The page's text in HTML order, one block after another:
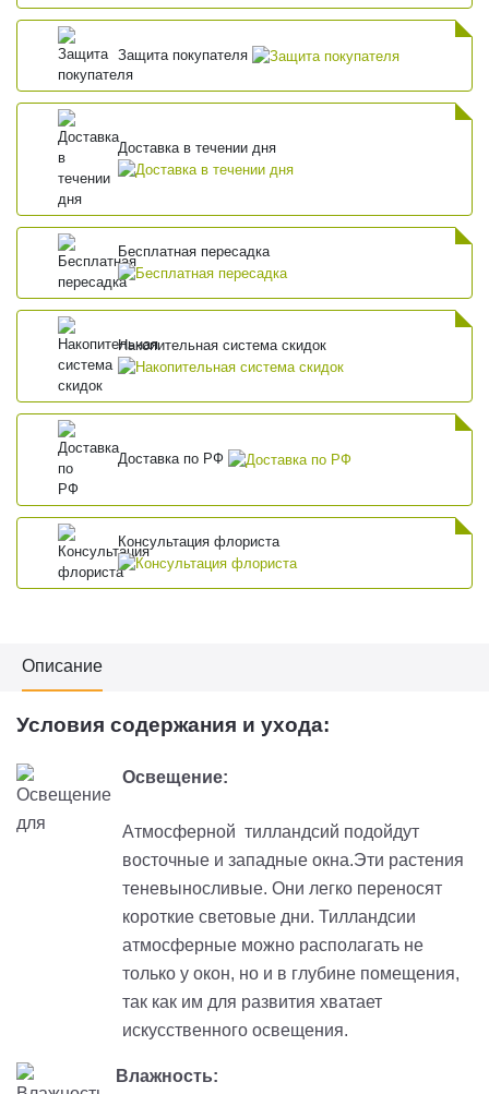
Защита покупателя
Доставка в течении дня
Бесплатная пересадка
Накопительная система скидок
Доставка по РФ
Консультация флориста
Описание
Условия содержания и ухода:
Освещение:
Атмосферной тилландсий подойдут
восточные и западные окна.Эти растения
теневыносливые. Они легко переносят
короткие световые дни. Тилландсии
атмосферные можно располагать не
только у окон, но и в глубине помещения,
так как им для развития хватает
искусственного освещения.
Влажность: